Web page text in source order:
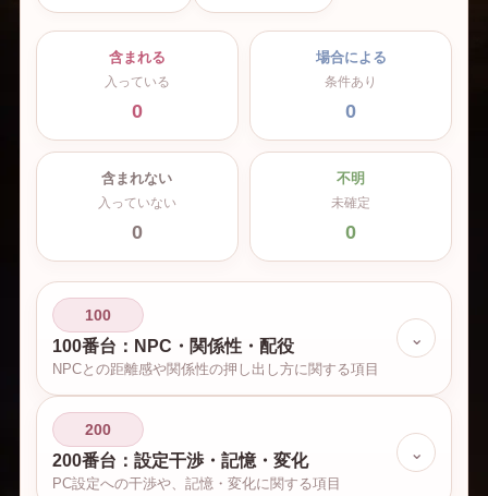
含まれる
入っている
0
場合による
条件あり
0
含まれない
入っていない
0
不明
未確定
0
100
100番台：NPC・関係性・配役
NPCとの距離感や関係性の押し出し方に関する項目
⌄
200
200番台：設定干渉・記憶・変化
PC設定への干渉や、記憶・変化に関する項目
⌄